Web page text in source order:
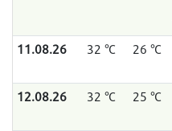
11.08.26 32 °C 26 °C
12.08.26 32 °C 25 °C